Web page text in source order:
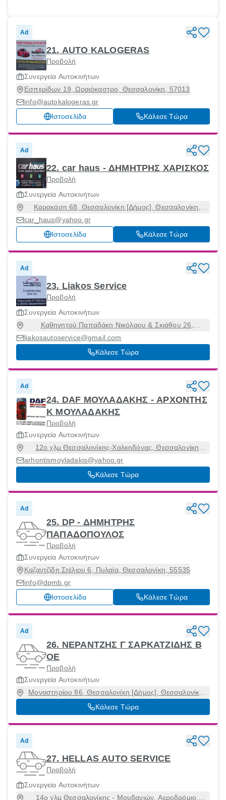
Ad
21. AUTO KALOGERAS
Προβολή
Συνεργεία Αυτοκινήτων
Εσπερίδων 19, Ωραιόκαστρο, Θεσσαλονίκη, 57013
info@autokalogeras.gr
Ιστοσελίδα
Κάλεσε Τώρα
Ad
22. car haus - ΔΗΜΗΤΡΗΣ ΧΑΡΙΣΚΟΣ
Προβολή
Συνεργεία Αυτοκινήτων
Καρακάση 68, Θεσσαλονίκη [Δήμος], Θεσσαλονίκη,
car_haus@yahoo.gr
Ιστοσελίδα
Κάλεσε Τώρα
Ad
23. Liakos Service
Προβολή
Συνεργεία Αυτοκινήτων
Καθηγητού Παπαδάκη Νικόλαου & Σκιάθου 26,
Θεσσαλονίκη [Δήμος], Θεσσαλονίκη, 54248
liakosautoservice@gmail.com
Κάλεσε Τώρα
Ad
24. DAF ΜΟΥΛΑΔΑΚΗΣ - ΑΡΧΟΝΤΗΣ
Κ ΜΟΥΛΑΔΑΚΗΣ
Προβολή
Συνεργεία Αυτοκινήτων
12ο χλμ Θεσσαλονίκης-Χαλκηδόνας, Θεσσαλονίκη
[Δήμος], Θεσσαλονίκη, 57008
arhontismoyladakis@yahoo.gr
Κάλεσε Τώρα
Ad
25. DP - ΔΗΜΗΤΡΗΣ
ΠΑΠΑΔΟΠΟΥΛΟΣ
Προβολή
Συνεργεία Αυτοκινήτων
Καζαντζίδη Στέλιου 6, Πυλαία, Θεσσαλονίκη, 55535
info@dpmb.gr
Ιστοσελίδα
Κάλεσε Τώρα
Ad
26. ΝΕΡΑΝΤΖΗΣ Γ ΣΑΡΚΑΤΖΙΔΗΣ Β
ΟΕ
Προβολή
Συνεργεία Αυτοκινήτων
Μοναστηρίου 86, Θεσσαλονίκη [Δήμος], Θεσσαλονίκη,
56334
Κάλεσε Τώρα
Ad
27. HELLAS AUTO SERVICE
Προβολή
Συνεργεία Αυτοκινήτων
14ο χλμ Θεσσαλονίκης - Μουδανιών, Αεροδρόμιο,